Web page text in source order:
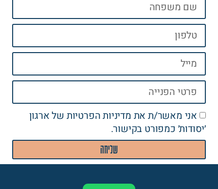
אני מאשר/ת את מדיניות הפרטיות של ארגון
׳יסודות׳ כמפורט בקישור.
שליחה